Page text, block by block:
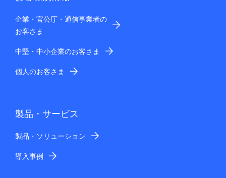
企業・官公庁・通信事業者の
お客さま
中堅・中小企業のお客さま
個人のお客さま
製品・サービス
製品・ソリューション
導入事例